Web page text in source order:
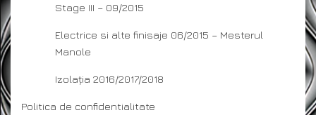
Stage III – 09/2015
Electrice si alte finisaje 06/2015 – Mesterul
Manole
Izolația 2016/2017/2018
Politica de confidentialitate